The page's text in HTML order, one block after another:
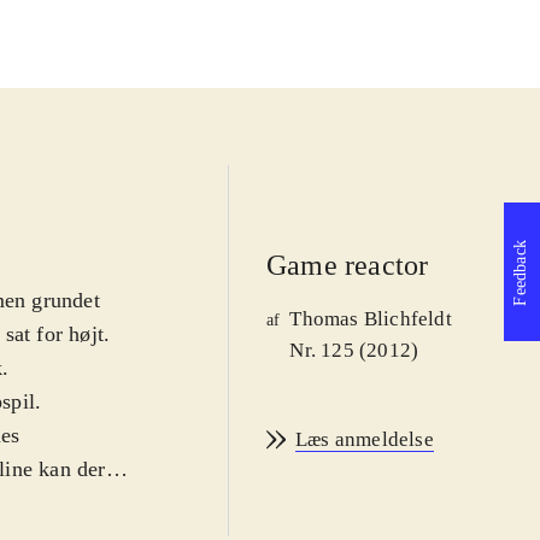
grundet
for højt.
.
kan der
Game reactor
af Thomas Blichfeldt
Nr. 125 (2012)
Læs anmeldelse
Feedback